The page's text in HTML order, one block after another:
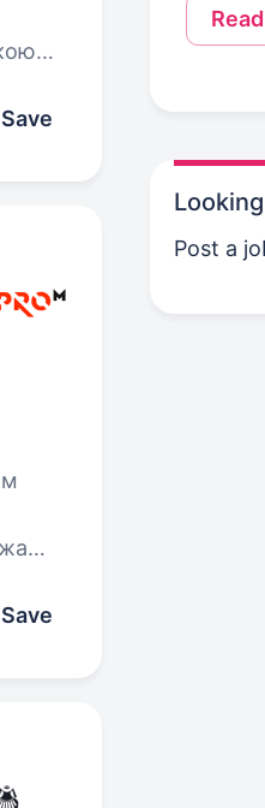
Save
Save
Post a